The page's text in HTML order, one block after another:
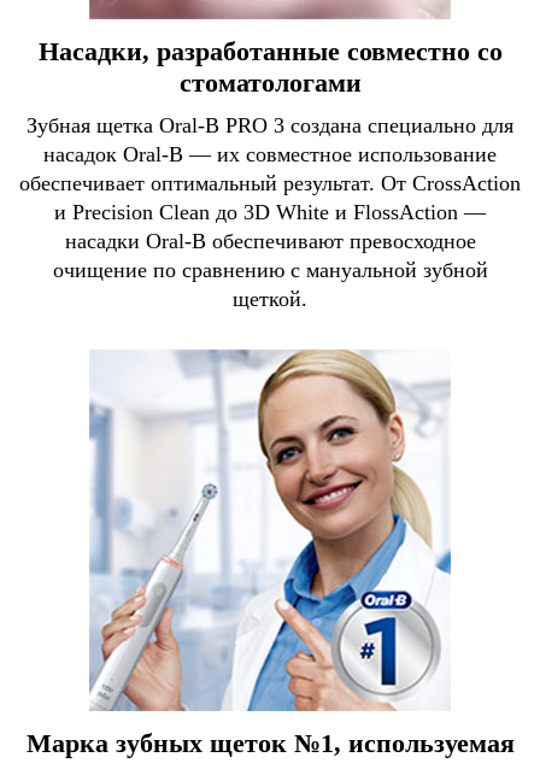
Насадки, разработанные совместно со
стоматологами
Зубная щетка Oral-B PRO 3 создана специально для
насадок Oral-B — их совместное использование
обеспечивает оптимальный результат. От CrossAction
и Precision Clean до 3D White и FlossAction —
насадки Oral-B обеспечивают превосходное
очищение по сравнению с мануальной зубной
щеткой.
Марка зубных щеток №1, используемая